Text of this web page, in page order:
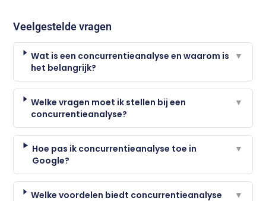
Veelgestelde vragen
Wat is een concurrentieanalyse en waarom is
het belangrijk?
▼
Welke vragen moet ik stellen bij een
concurrentieanalyse?
▼
Hoe pas ik concurrentieanalyse toe in
Google?
▼
Welke voordelen biedt concurrentieanalyse
▼